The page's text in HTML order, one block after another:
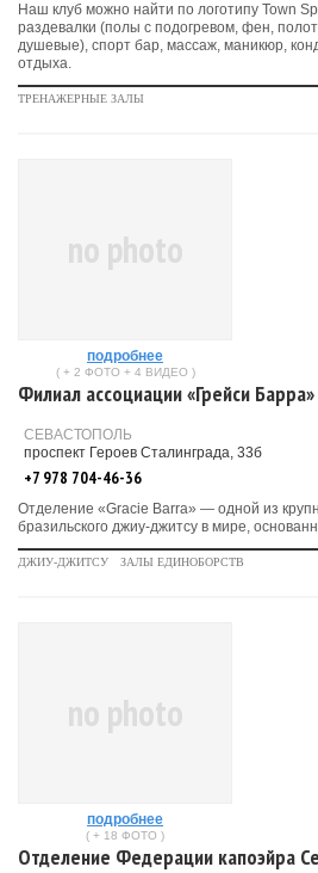
Наш клуб можно найти по логотипу Town
раздевалки (полы с подогревом, фен,
душевые), спорт бар, массаж, маникюр,
отдыха.
ТРЕНАЖЕРНЫЕ ЗАЛЫ
no photo
подробнее
( + 2 ФОТО + 4 ВИДЕО )
Филиал ассоциации «Грейси
СЕВАСТОПОЛЬ
проспект Героев Сталинграда, 33б
+7 978 704-46-36
Отделение «Gracie Barra» — одной из
бразильского джиу-джитсу в мире,
ДЖИУ-ДЖИТСУ ЗАЛЫ ЕДИНОБОРСТВ
no photo
подробнее
( + 18 ФОТО )
Отделение Федерации капоэйра